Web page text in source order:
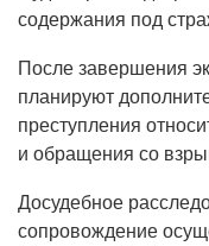
содержания под
После завершения
планируют
преступления
и обращения со
Досудебное
сопровождение